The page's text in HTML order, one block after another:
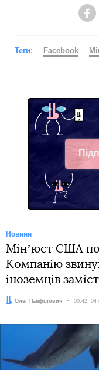
Теги: Facebook
Новини
Мінʼюст США
Компанію
іноземців
Автор:
Олег Панфілович Дата:
00:42, 04